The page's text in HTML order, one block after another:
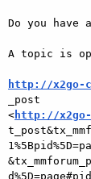
Do you have
A topic is
http://x2go-
_post
< http://x2go-